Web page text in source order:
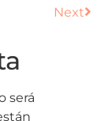
Next
será